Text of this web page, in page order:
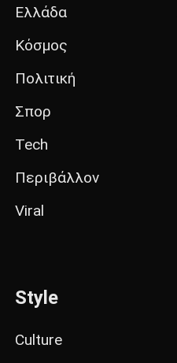
Ελλάδα
Κόσμος
Πολιτική
Σπορ
Tech
Περιβάλλον
Viral
Style
Culture